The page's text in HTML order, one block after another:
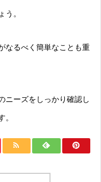
う。
なるべく簡単なことも重
ニーズをしっかり確認し
。